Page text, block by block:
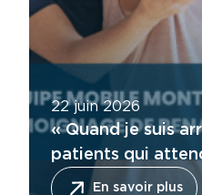
22 juin 2026
« Quand je suis
patients qui
mois » : le regard
En savoir plus